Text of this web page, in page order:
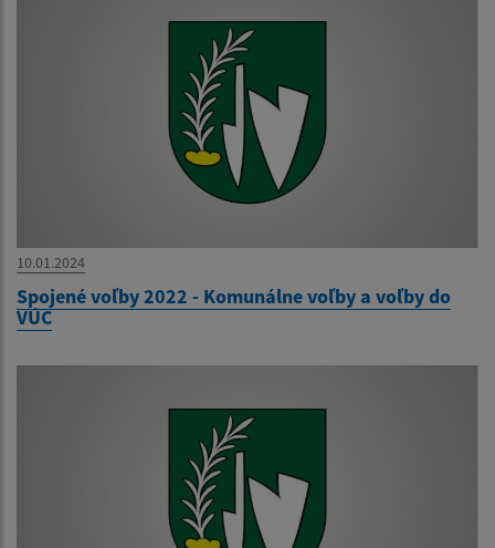
10.01.2024
Spojené voľby 2022 - Komunálne voľby a voľby do
VÚC